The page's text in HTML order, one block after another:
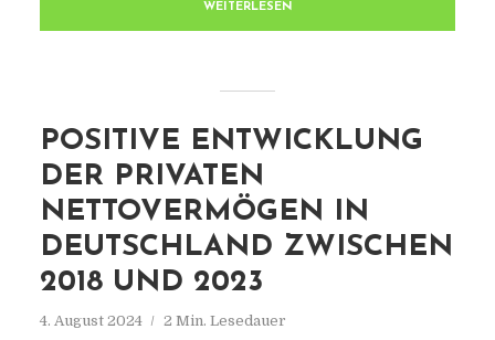
WEITERLESEN
POSITIVE ENTWICKLUNG
DER PRIVATEN
NETTOVERMÖGEN IN
DEUTSCHLAND ZWISCHEN
2018 UND 2023
4. August 2024 2 Min. Lesedauer